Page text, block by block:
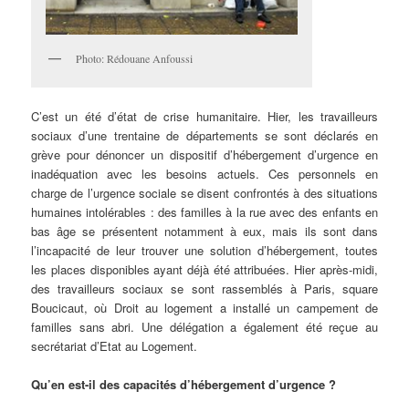
Photo: Rédouane Anfoussi
C’estun été d’état de crise humanitaire. Hier, les travailleurs
sociaux d’une trentaine de départements se sont déclarés en
grève pour dénoncer un dispositif d’hébergement d’urgence en
inadéquation avec les besoins actuels. Ces personnels en
charge de l’urgence sociale se disent confrontés à des situations
humaines intolérables : des familles à la rue avec des enfants en
bas âge se présentent notamment à eux, mais ils sont dans
l’incapacité de leur trouver une solution d’hébergement, toutes
les places disponibles ayant déjà été attribuées. Hier après-midi,
des travailleurs sociaux se sont rassemblés à Paris, square
Boucicaut, où Droit au logement a installé un campement de
familles sans abri. Une délégation a également été reçue au
secrétariat d’Etat au Logement.
Qu’en est-il des capacités d’hébergement d’urgence ?